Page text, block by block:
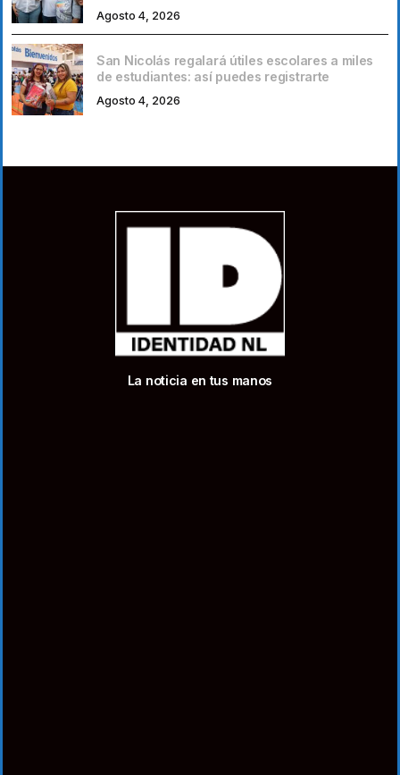
Agosto 4, 2026
San Nicolás regalará útiles escolares a miles
de estudiantes: así puedes registrarte
Agosto 4, 2026
La noticia en tus manos